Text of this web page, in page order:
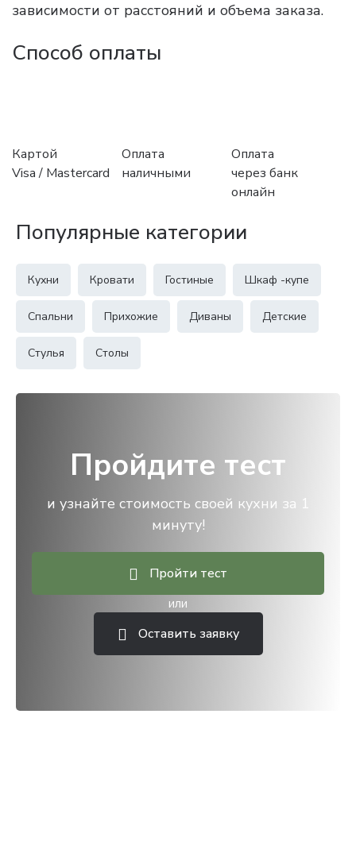
зависимости от расстояний и объема заказа.
Способ оплаты
Картой
Visa / Mastercard
Оплата
наличными
Оплата
через банк
онлайн
Популярные категории
Кухни Кровати Гостиные Шкаф -купе
Спальни Прихожие Диваны Детские
Стулья Столы
Пройдите тест
и узнайте стоимость своей кухни за 1
минуту!
Пройти тест
или
Оставить заявку